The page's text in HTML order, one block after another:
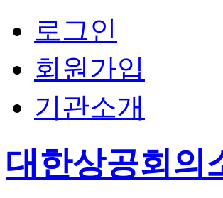
로그인
회원가입
기관소개
대한상공회의